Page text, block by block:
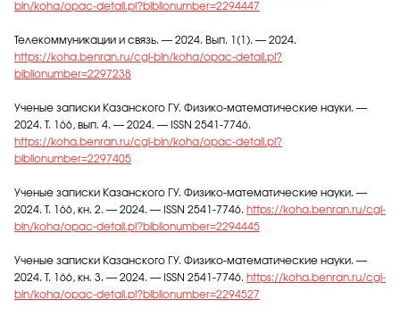
bin/koha/opac-detail.pl?biblionumber=2294447
Телекоммуникации и связь. — 2024. Вып. 1(1). — 2024.
https://koha.benran.ru/cgi-bin/koha/opac-detail.pl?
biblionumber=2297238
Ученые записки Казанского ГУ. Физико-математические науки. —
2024. Т. 166, вып. 4. — 2024. — ISSN 2541-7746.
https://koha.benran.ru/cgi-bin/koha/opac-detail.pl?
biblionumber=2297405
Ученые записки Казанского ГУ. Физико-математические науки. —
2024. Т. 166, кн. 2. — 2024. — ISSN 2541-7746. https://koha.benran.ru/cgi-
bin/koha/opac-detail.pl?biblionumber=2294445
Ученые записки Казанского ГУ. Физико-математические науки. —
2024. Т. 166, кн. 3. — 2024. — ISSN 2541-7746. https://koha.benran.ru/cgi-
bin/koha/opac-detail.pl?biblionumber=2294527